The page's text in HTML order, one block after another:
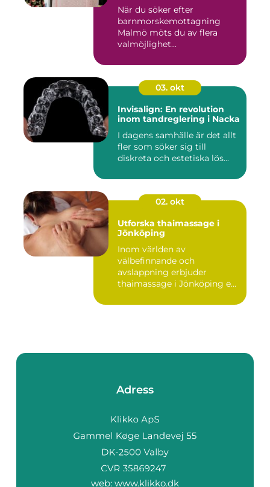
När du söker efter
barnmorskemottagning
Malmö möts du av flera
valmöjlighet...
03. okt
Invisalign: En revolution
inom tandreglering i Nacka
I dagens samhälle är det allt
fler som söker sig till
diskreta och estetiska lös...
02. okt
Utforska thaimassage i
Jönköping
Inom världen av
välbefinnande och
avslappning erbjuder
thaimassage i Jönköping e...
Adress
web: www.klikko.dk